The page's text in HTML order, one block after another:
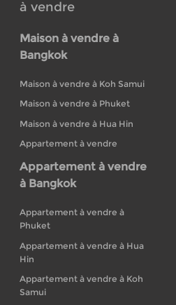
à vendre
Maison à vendre à
Bangkok
Maison à vendre à Koh Samui
Maison à vendre à Phuket
Maison à vendre à Hua Hin
Appartement à vendre
Appartement à vendre
à Bangkok
Appartement à vendre à
Phuket
Appartement à vendre à Hua
Hin
Appartement à vendre à Koh
Samui